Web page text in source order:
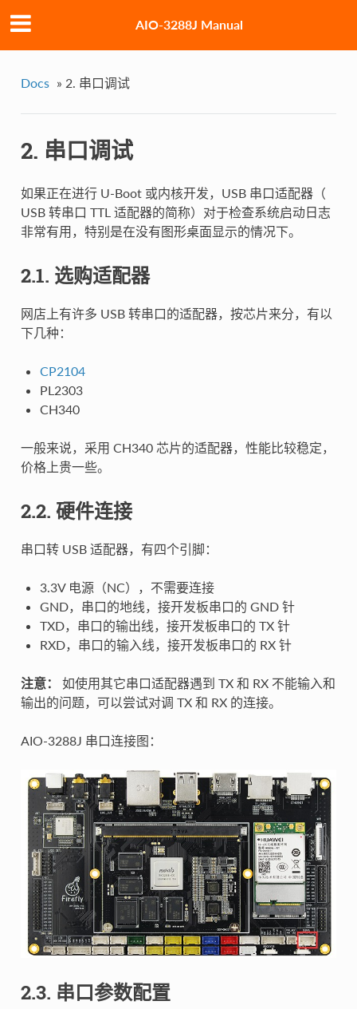
AIO-3288J Manual
Docs » 2. 串口调试
2. 串口调试
如果正在进行 U-Boot 或内核开发，USB 串口适配器（
USB 转串口 TTL 适配器的简称）对于检查系统启动日志
非常有用，特别是在没有图形桌面显示的情况下。
2.1. 选购适配器
网店上有许多 USB 转串口的适配器，按芯片来分，有以
下几种：
CP2104
PL2303
CH340
一般来说，采用 CH340 芯片的适配器，性能比较稳定，
价格上贵一些。
2.2. 硬件连接
串口转 USB 适配器，有四个引脚：
3.3V 电源（NC），不需要连接
GND，串口的地线，接开发板串口的 GND 针
TXD，串口的输出线，接开发板串口的 TX 针
RXD，串口的输入线，接开发板串口的 RX 针
注意：
如使用其它串口适配器遇到 TX 和 RX 不能输入和
输出的问题，可以尝试对调 TX 和 RX 的连接。
AIO-3288J 串口连接图：
2.3. 串口参数配置